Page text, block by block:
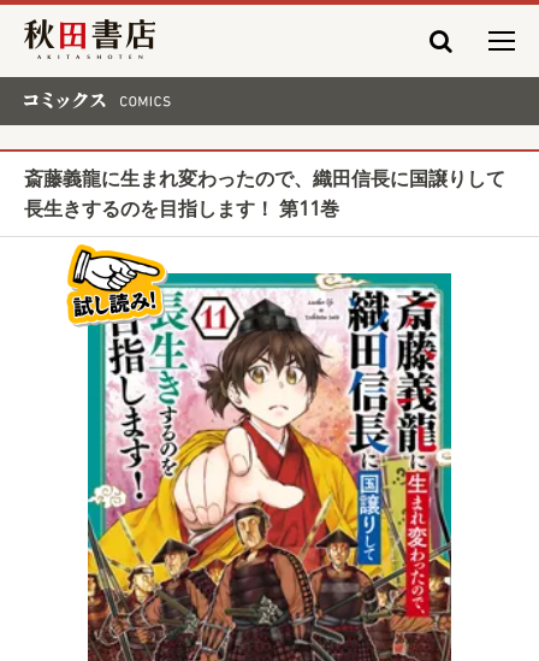
秋田書店
斎藤義龍に生まれ変わったので、織田信長に国譲りして
長生きするのを目指します！ 第11巻